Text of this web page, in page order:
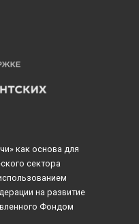
как основа для
сектора
на развитие
Фондом